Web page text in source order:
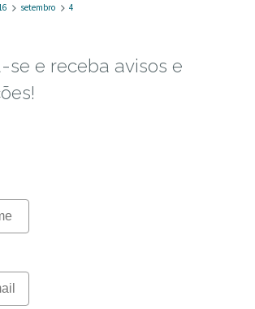
setembro 4
se e receba avisos e